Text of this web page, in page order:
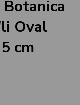
Oval
cm